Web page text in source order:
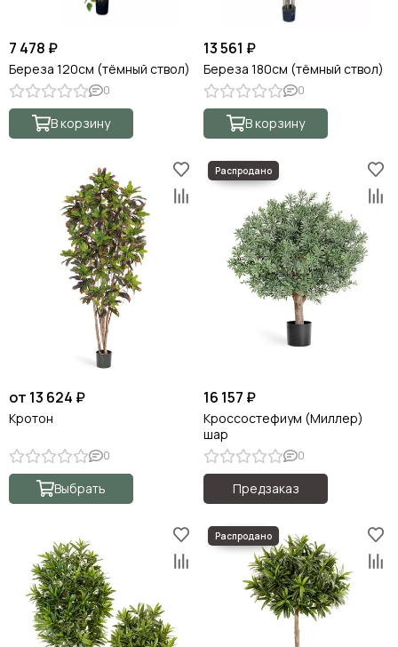
7 478 ₽
Береза 120см (тёмный ствол)
0
В корзину
13 561 ₽
Береза 180см (тёмный ствол)
0
В корзину
от 13 624 ₽
Кротон
0
Выбрать
16 157 ₽
Кроссостефиум (Миллер)
шар
0
Предзаказ